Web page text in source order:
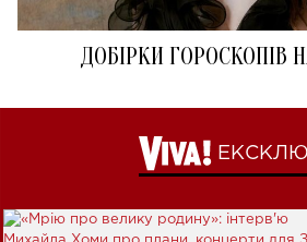
ДОБІРКИ ГОРОСКОПІВ